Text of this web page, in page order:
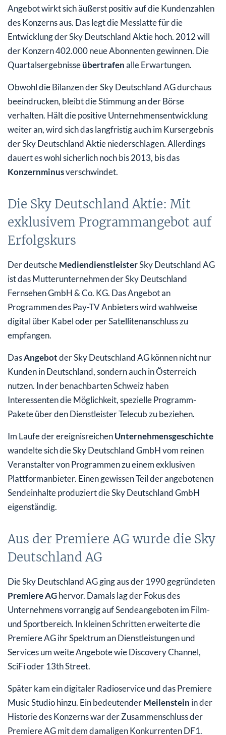
Angebot wirkt sich äußerst positiv auf die Kundenzahlen
des Konzerns aus. Das legt die Messlatte für die
Entwicklung der Sky Deutschland Aktie hoch. 2012 will
der Konzern 402.000 neue Abonnenten gewinnen. Die
Quartalsergebnisseübertrafenalle Erwartungen.
Obwohl die Bilanzen der Sky Deutschland AG durchaus
beeindrucken, bleibt die Stimmung an der Börse
verhalten. Hält die positive Unternehmensentwicklung
weiter an, wird sich das langfristig auch im Kursergebnis
der Sky Deutschland Aktie niederschlagen. Allerdings
dauert es wohl sicherlich noch bis 2013, bis das
Konzernminusverschwindet.
Die Sky Deutschland Aktie: Mit
exklusivem Programmangebot auf
Erfolgskurs
Der deutscheMediendienstleisterSky Deutschland AG
ist das Mutterunternehmen der Sky Deutschland
Fernsehen GmbH & Co. KG. Das Angebot an
Programmen des Pay-TV Anbieters wird wahlweise
digital über Kabel oder per Satellitenanschluss zu
empfangen.
DasAngebotder Sky Deutschland AG können nicht nur
Kunden in Deutschland, sondern auch in Österreich
nutzen. In der benachbarten Schweiz haben
Interessenten die Möglichkeit, spezielle Programm-
Pakete über den Dienstleister Telecub zu beziehen.
Im Laufe der ereignisreichenUnternehmensgeschichte
wandelte sich die Sky Deutschland GmbH vom reinen
Veranstalter von Programmen zu einem exklusiven
Plattformanbieter. Einen gewissen Teil der angebotenen
Sendeinhalte produziert die Sky Deutschland GmbH
eigenständig.
Aus der Premiere AG wurde die Sky
Deutschland AG
Die Sky Deutschland AG ging aus der 1990 gegründeten
Premiere AGhervor. Damals lag der Fokus des
Unternehmens vorrangig auf Sendeangeboten im Film-
und Sportbereich. In kleinen Schritten erweiterte die
Premiere AG ihr Spektrum an Dienstleistungen und
Services um weite Angebote wie Discovery Channel,
SciFi oder 13th Street.
Später kam ein digitaler Radioservice und das Premiere
Music Studio hinzu. Ein bedeutenderMeilenstein in der
Historie des Konzerns war der Zusammenschluss der
Premiere AG mit dem damaligen Konkurrenten DF1.